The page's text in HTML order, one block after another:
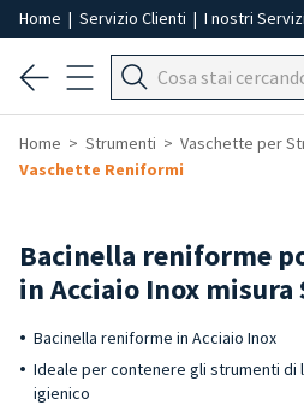
Home | Servizio Clienti | I nostri Servizi
Home Strumenti
Vaschette per
Vaschette Reniformi
Bacinella reniforme
in Acciaio Inox misura
Bacinella reniforme in Acciaio Inox
Ideale per contenere gli strumenti di
igienico